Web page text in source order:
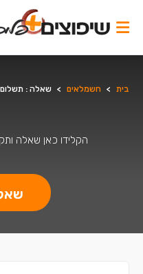
בית > חשמלאים > שאלה : תשלום
הקלידו כאן שאלה